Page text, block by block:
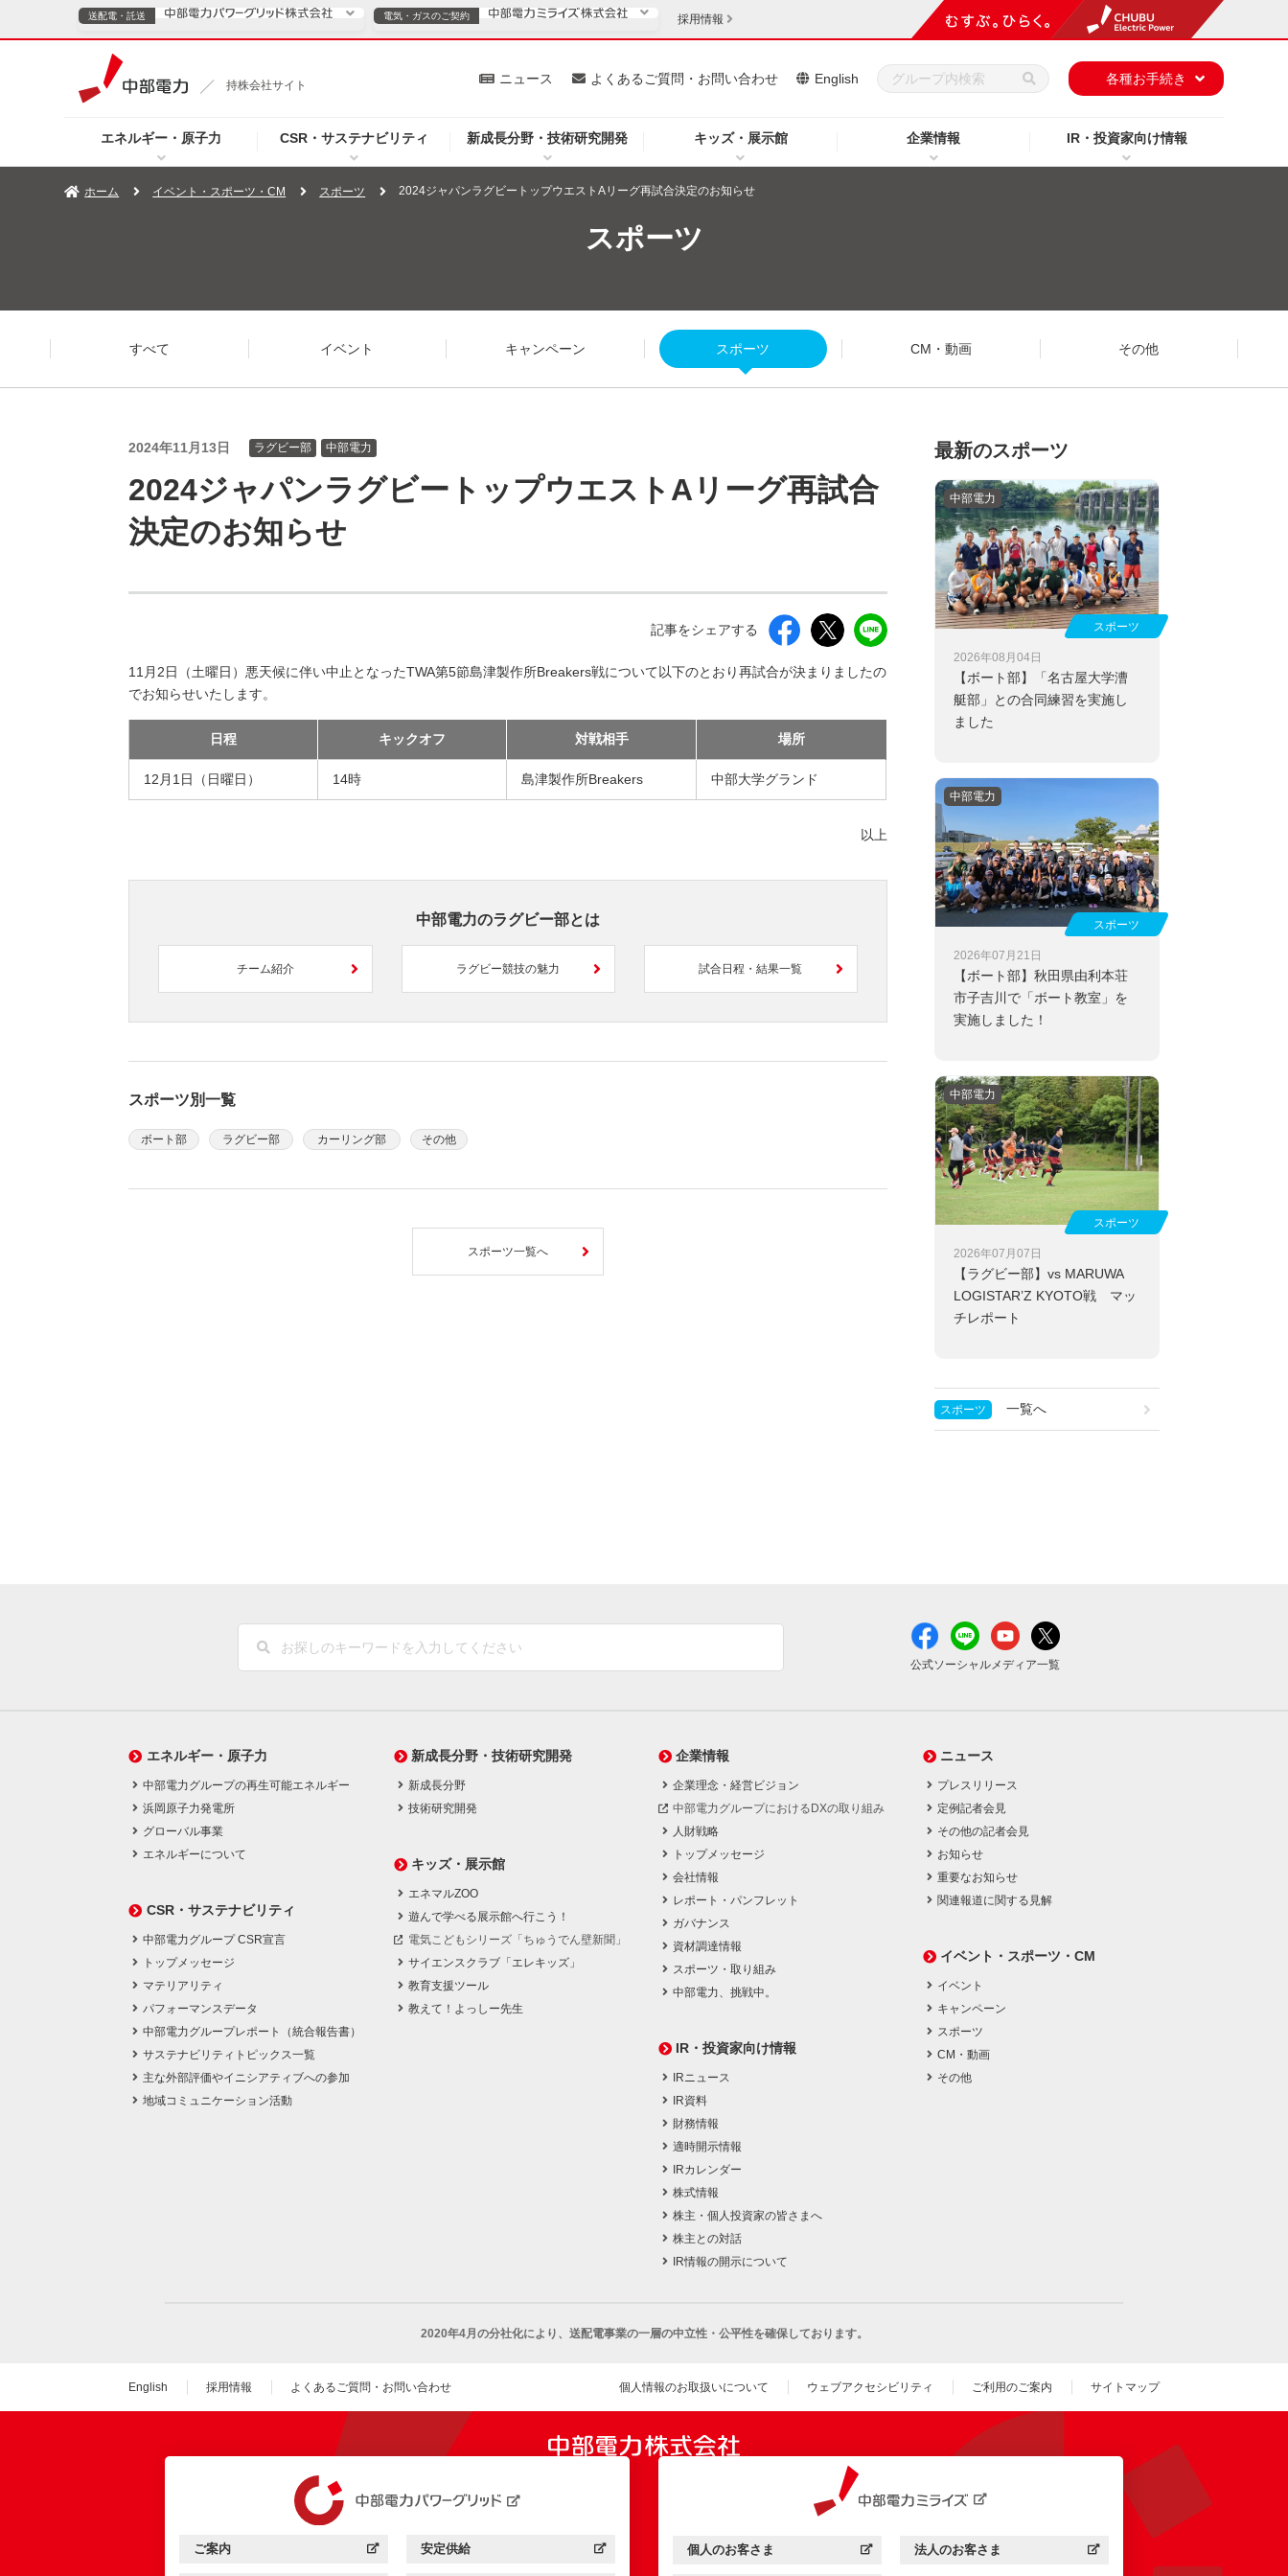
持株会社サイト
エネルギー・原子力 CSR・サステナビリティ 新成長分野・技術研究開発 キッズ・展示館 企業情報 IR・投資家向け情報
ニュース よくあるご質問・お問い合わせ English 各種お手続き
送配電・託送
TOPページへ ご案内 安定供給
企業情報
よくあるご質問・お問い合わせ
電気・ガスのご契約
電気・ガスのご契約
TOPページへ 個人のお客さま 法人のお客さま
プレスリリース （新しいウィンドウを開きます）
お知らせ （新しいウィンドウを開きます）
よくあるご質問・お問い合わせ （新しいウィンドウを開きます）
採用情報
ホーム イベント・スポーツ・CM スポーツ 2024ジャパンラグビートップウエストAリーグ再試合決定のお知らせ
スポーツ
すべて イベント キャンペーン スポーツ CM・動画 その他
2024年11月13日 ラグビー部 中部電力
2024ジャパンラグビートップウエストAリーグ再試合
決定のお知らせ
記事をシェアする
11月2日（土曜日）悪天候に伴い中止となったTWA第5節島津製作所Breakers戦について以下のとおり再試合が決まりましたの
でお知らせいたします。
日程 キックオフ 対戦相手 場所
12月1日（日曜日） 14時 島津製作所Breakers 中部大学グランド
以上
中部電力のラグビー部とは
チーム紹介 ラグビー競技の魅力 試合日程・結果一覧
スポーツ別一覧
ボート部 ラグビー部 カーリング部 その他
スポーツ一覧へ
最新のスポーツ
2026年08月04日
【ボート部】
「名古屋大学漕
艇部」との合同練習を実施し
ました
スポーツ
中部電力
2026年07月21日
【ボート部】秋田県由利本荘
市子吉川で「ボート教室」を
実施しました！
スポーツ
中部電力
2026年07月07日
【ラグビー部】vs MARUWA
LOGISTAR’Z KYOTO戦 マッ
チレポート
スポーツ
中部電力
スポーツ 一覧へ
公式ソーシャルメディア一覧
エネルギー・原子力
中部電力グループの再生可能エネルギー
浜岡原子力発電所
グローバル事業
エネルギーについて
CSR・サステナビリティ
中部電力グループ CSR宣言
トップメッセージ
マテリアリティ
パフォーマンスデータ
中部電力グループレポート（統合報告書）
サステナビリティトピックス一覧
主な外部評価やイニシアティブへの参加
地域コミュニケーション活動
新成長分野・技術研究開発
新成長分野
技術研究開発
キッズ・展示館
エネマルZOO
遊んで学べる展示館へ行こう！
電気こどもシリーズ「ちゅうでん壁新聞」
サイエンスクラブ「エレキッズ」
教育支援ツール
教えて！よっしー先生
企業情報
企業理念・経営ビジョン
中部電力グループにおけるDXの取り組み
人財戦略
トップメッセージ
会社情報
レポート・パンフレット
ガバナンス
資材調達情報
スポーツ・取り組み
中部電力、挑戦中。
IR・投資家向け情報
IRニュース
IR資料
財務情報
適時開示情報
IRカレンダー
株式情報
株主・個人投資家の皆さまへ
株主との対話
IR情報の開示について
ニュース
プレスリリース
定例記者会見
その他の記者会見
お知らせ
重要なお知らせ
関連報道に関する見解
イベント・スポーツ・CM
イベント
キャンペーン
スポーツ
CM・動画
その他
2020年4月の分社化により、 送配電事業の一層の中立性・公平性を確保しております。
English 採用情報 よくあるご質問・お問い合わせ 個人情報のお取扱いについて ウェブアクセシビリティ ご利用のご案内 サイトマップ
中部電力パワーグリッド：
ご案内
（新しいウィンドウを開きます） 中部電力パワーグリッド：
安定供給
（新しいウィンドウを開きます） 中部電力ミライズ：
個人のお客さま
（新しいウィンドウを開きます） 中部電力ミライズ：
法人のお客さま
（新しいウィンドウを開きます）